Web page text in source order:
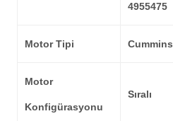
4955475
Motor Tipi
Motor
Konfigürasyonu
Sıralı